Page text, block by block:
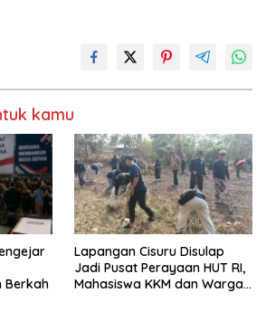
kamu
Berkah
Lapangan Cisuru Disulap
Jadi Pusat Perayaan HUT RI,
Mahasiswa KKM dan Warga